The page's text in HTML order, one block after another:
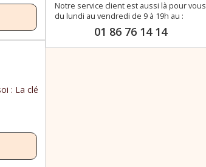
Notre service client est aussi là pour vous
du lundi au vendredi de 9 à 19h au :
01 86 76 14 14